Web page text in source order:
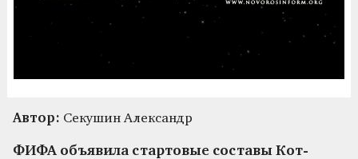
Автор: Секушин Александр
ФИФА объявила стартовые составы Кот-